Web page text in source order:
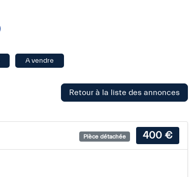
A vendre
Retour à la liste des annonces
Pièce détachée 400 €